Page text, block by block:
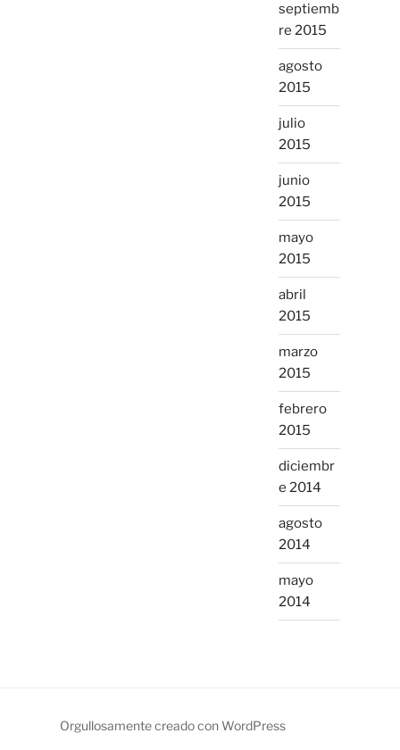
septiemb
re 2015
agosto
2015
julio
2015
junio
2015
mayo
2015
abril
2015
marzo
2015
febrero
2015
diciembr
e 2014
agosto
2014
mayo
2014
Orgullosamente creado con WordPress